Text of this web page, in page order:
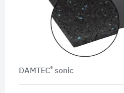
DAMTEC® sonic